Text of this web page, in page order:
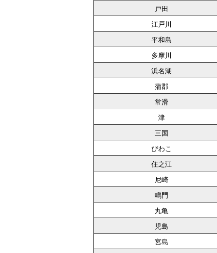
戸田
江戸川
平和島
多摩川
浜名湖
蒲郡
常滑
津
三国
びわこ
住之江
尼崎
鳴門
丸亀
児島
宮島